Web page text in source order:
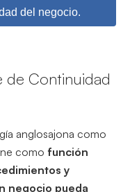
del negocio.
de Continuidad
anglosajona como
como función
y
negocio pueda